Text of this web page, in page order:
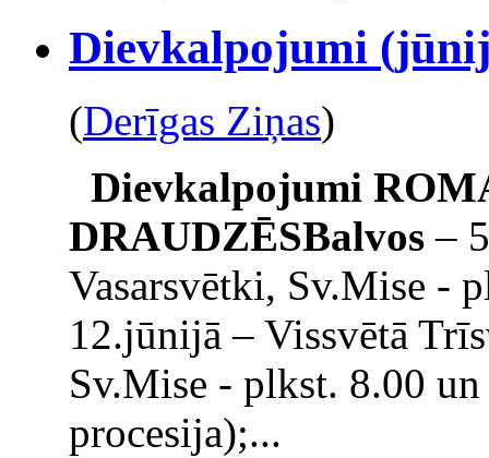
Dievkalpojumi
(Derīgas Ziņas)
Dievkalpojumi
DRAUDZĒSBalvos –
Vasarsvētki, Sv.Mise -
12.jūnijā – Vissvētā
Sv.Mise - plkst. 8.00
procesija);...